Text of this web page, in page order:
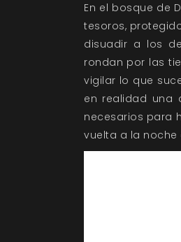
En el bosque de
tesoros,
disuadir a los
rondan por las
vigilar lo que
en realidad una
necesarios para
vuelta a la noche